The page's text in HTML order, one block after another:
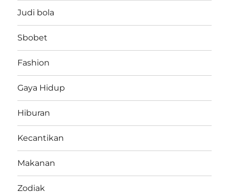
Judi bola
Sbobet
Fashion
Gaya Hidup
Hiburan
Kecantikan
Makanan
Zodiak